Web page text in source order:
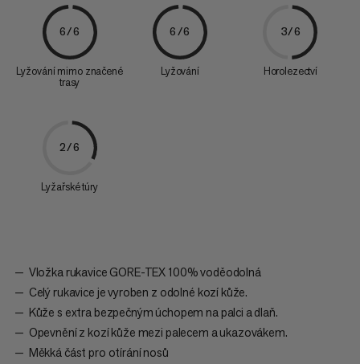
6/6
Lyžování mimo značené
trasy
6/6
Lyžování
3/6
Horolezectví
2/6
Lyžařské túry
Vložka rukavice GORE-TEX 100% voděodolná
Celý rukavice je vyroben z odolné kozí kůže.
Kůže s extra bezpečným úchopem na palci a dlaň.
Opevnění z kozí kůže mezi palecem a ukazovákem.
Měkká část pro otírání nosů